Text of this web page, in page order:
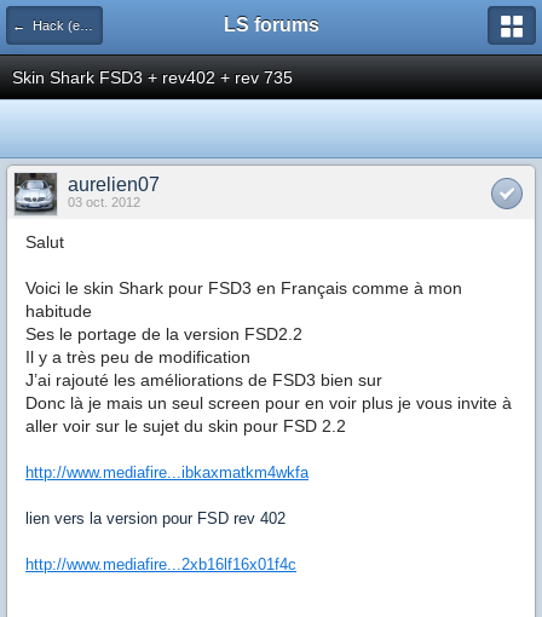
← Hack (exploits, homebrews...) LS forums
Skin Shark FSD3 + rev402 + rev 735
aurelien07
03 oct. 2012
Salut
Voici le skin Shark pour FSD3 en Français comme à mon
habitude
Ses le portage de la version FSD2.2
Il y a très peu de modification
J’ai rajouté les améliorations de FSD3 bien sur
Donc là je mais un seul screen pour en voir plus je vous invite à
aller voir sur le sujet du skin pour FSD 2.2
http://www.mediafire...ibkaxmatkm4wkfa
lien vers la version pour FSD rev 402
http://www.mediafire...2xb16lf16x01f4c